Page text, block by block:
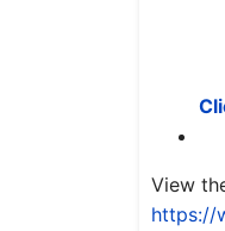
View
https://